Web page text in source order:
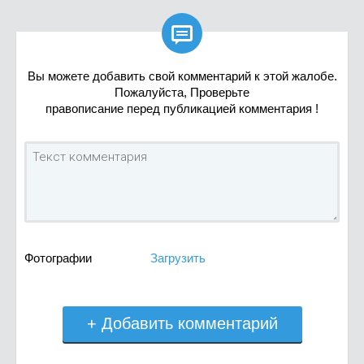

Вы можете добавить свой комментарий к этой жалобе.
Пожалуйста, Проверьте
правописание перед публикацией комментария !
Фотографии Загрузить
+ Добавить комментарий